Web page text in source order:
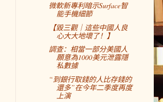
微軟新專利暗示Surface智
能手機細節
【毀三觀｜這些中國人良
心大大地壞了！】
調查：相當一部分美國人
願意為1000美元泄露隱
私數據
“到銀行取錢的人比存錢的
還多”在今年二季度再度
上演